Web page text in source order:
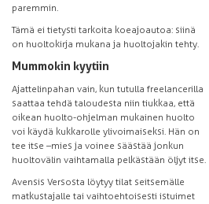
paremmin.
Tämä ei tietysti tarkoita koeajoautoa: siinä
on huoltokirja mukana ja huoltojakin tehty.
Mummokin kyytiin
Ajattelinpahan vain, kun tutulla freelancerilla
saattaa tehdä taloudesta niin tiukkaa, että
oikean huolto-ohjelman mukainen huolto
voi käydä kukkarolle ylivoimaiseksi. Hän on
tee itse –mies ja voinee säästää jonkun
huoltovälin vaihtamalla pelkästään öljyt itse.
Avensis Versosta löytyy tilat seitsemälle
matkustajalle tai vaihtoehtoisesti istuimet